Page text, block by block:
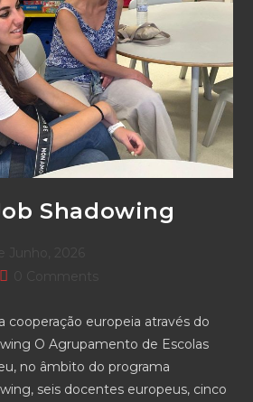
Shadowing
Post0 Comments
cooperação europeia através do
O Agrupamento de Escolas
no âmbito do programa
seis docentes europeus, cinco